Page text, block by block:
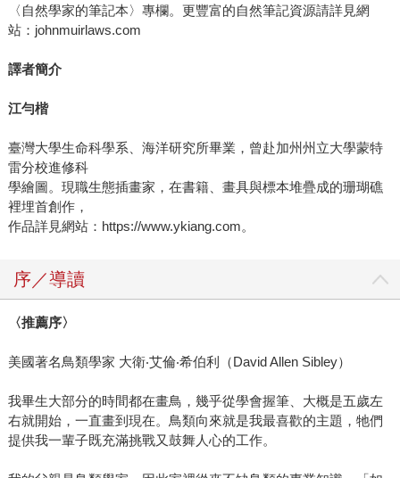
〈自然學家的筆記本〉專欄。更豐富的自然筆記資源請詳見網
站：johnmuirlaws.com
譯者簡介
江勻楷
臺灣大學生命科學系、海洋研究所畢業，曾赴加州州立大學蒙特
雷分校進修科
學繪圖。現職生態插畫家，在書籍、畫具與標本堆疊成的珊瑚礁
裡埋首創作，
作品詳見網站：https://www.ykiang.com。
序／導讀
〈推薦序〉
美國著名鳥類學家 大衛‧艾倫‧希伯利（David Allen Sibley）
我畢生大部分的時間都在畫鳥，幾乎從學會握筆、大概是五歲左
右就開始，一直畫到現在。鳥類向來就是我最喜歡的主題，牠們
提供我一輩子既充滿挑戰又鼓舞人心的工作。